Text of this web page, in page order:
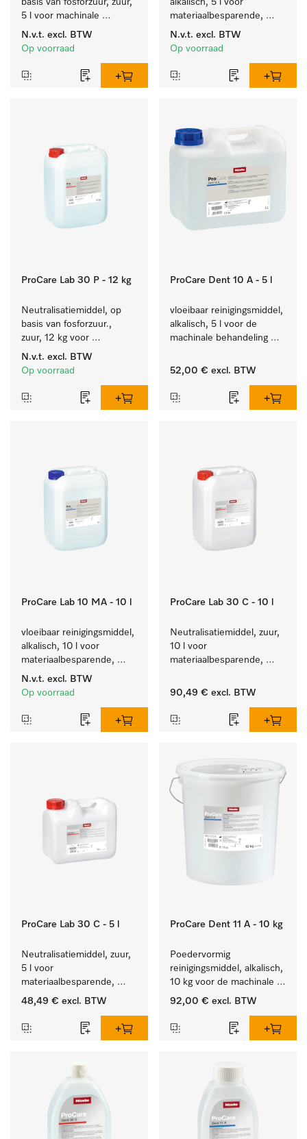
basis van fosforzuur, zuur,
5 l voor machinale
reiniging van
laboratoriumglaswerk en -
N.v.t. excl. BTW
Op voorraad
alkalisch, 5 l voor
materiaalbesparende,
machinale reiniging van
laboratoriumglasw. en -
N.v.t. excl. BTW
Op voorraad
ProCare Lab 30 P - 12 kg
Neutralisatiemiddel, op
basis van fosforzuur.,
zuur, 12 kg voor
machinale reiniging van
laboratoriumglaswerk en -
N.v.t. excl. BTW
Op voorraad
ProCare Dent 10 A - 5 l
vloeibaar reinigingsmiddel,
alkalisch, 5 l voor de
machinale behandeling
instrumenten.
52,00 € excl. BTW
ProCare Lab 10 MA - 10 l
vloeibaar reinigingsmiddel,
alkalisch, 10 l voor
materiaalbesparende,
machinale reiniging van
laboratoriumglasw. en -
N.v.t. excl. BTW
Op voorraad
ProCare Lab 30 C - 10 l
Neutralisatiemiddel, zuur,
10 l voor
materiaalbesparende,
laboratoriumglasw. en -
90,49 € excl. BTW
ProCare Lab 30 C - 5 l
Neutralisatiemiddel, zuur,
5 l voor
materiaalbesparende,
machinale reiniging van
gerei.
48,49 € excl. BTW
ProCare Dent 11 A - 10 kg
Poedervormig
reinigingsmiddel, alkalisch,
10 kg voor de machinale
behandeling van
instrumenten.
92,00 € excl. BTW